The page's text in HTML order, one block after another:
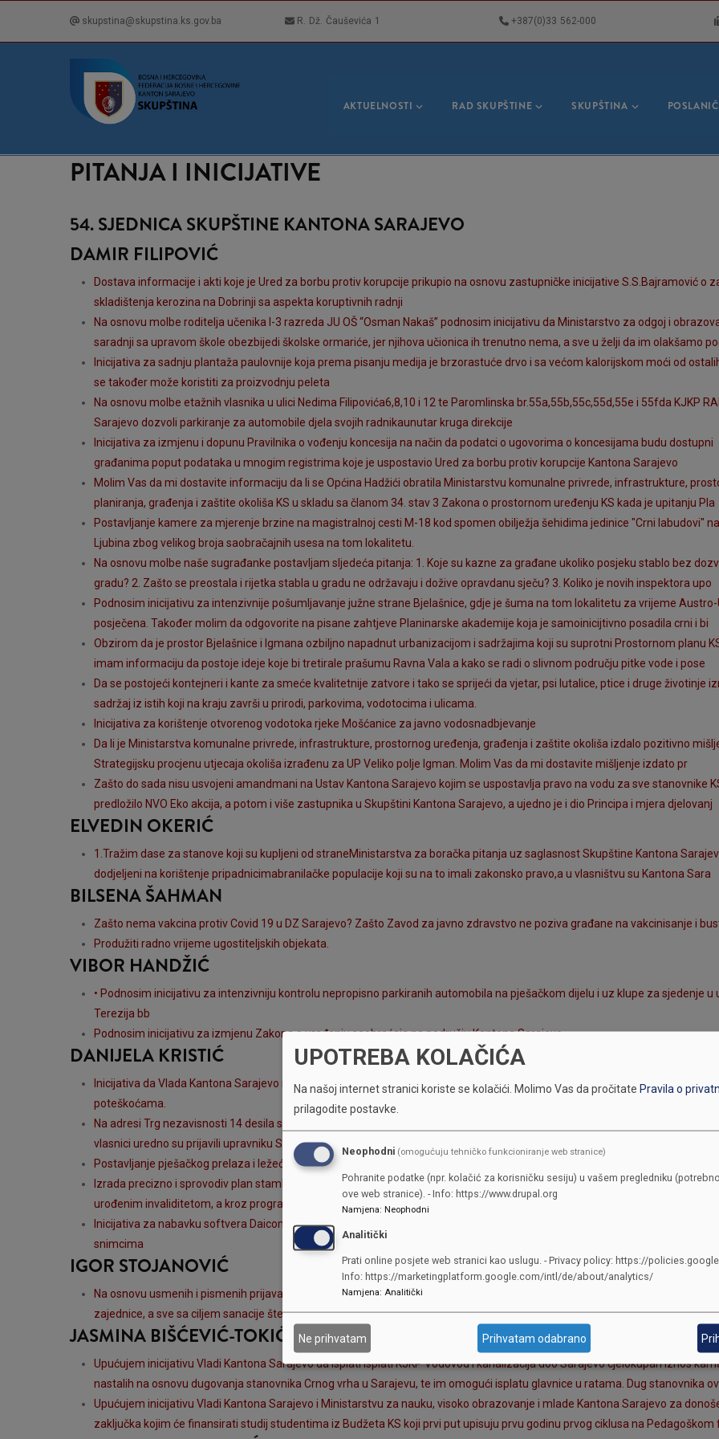
skupstina@skupstina.ks.gov.ba R. Dž. Čauševića 1 +387(0)33 562-000
NAVIGACIJA
AKTUELNOSTI RAD SKUPŠTINE SKUPŠTINA
PITANJA I INICIJATIVE
54. SJEDNICA SKUPŠTINE KANTONA SARAJEVO
DAMIR FILIPOVIĆ
Dostava informacije i akti koje je Ured za borbu protiv korupcije prikupio na osnovu zastupničke inicijative S.S.Bajramović o
skladištenja kerozina na Dobrinji sa aspekta koruptivnih radnji
Na osnovu molbe roditelja učenika I-3 razreda JU OŠ “Osman Nakaš” podnosim inicijativu da Ministarstvo za odgoj i
saradnji sa upravom škole obezbijedi školske ormariće, jer njihova učionica ih trenutno nema, a sve u želji da im olakšamo
Inicijativa za sadnju plantaža paulovnije koja prema pisanju medija je brzorastuće drvo i sa većom kalorijskom moći od
se također može koristiti za proizvodnju peleta
Na osnovu molbe etažnih vlasnika u ulici Nedima Filipovića6,8,10 i 12 te Paromlinska br.55a,55b,55c,55d,55e i 55fda KJKP
Sarajevo dozvoli parkiranje za automobile djela svojih radnikaunutar kruga direkcije
Inicijativa za izmjenu i dopunu Pravilnika o vođenju koncesija na način da podatci o ugovorima o koncesijama budu dostupni
građanima poput podataka u mnogim registrima koje je uspostavio Ured za borbu protiv korupcije Kantona Sarajevo
Molim Vas da mi dostavite informaciju da li se Općina Hadžići obratila Ministarstvu komunalne privrede, infrastrukture,
planiranja, građenja i zaštite okoliša KS u skladu sa članom 34. stav 3 Zakona o prostornom uređenju KS kada je upitanju Pla
Postavljanje kamere za mjerenje brzine na magistralnoj cesti M-18 kod spomen obilježja šehidima jedinice "Crni labudovi"
Ljubina zbog velikog broja saobračajnih usesa na tom lokalitetu.
Na osnovu molbe naše sugrađanke postavljam sljedeća pitanja: 1. Koje su kazne za građane ukoliko posjeku stablo bez
gradu? 2. Zašto se preostala i rijetka stabla u gradu ne održavaju i dožive opravdanu sječu? 3. Koliko je novih inspektora upo
Podnosim inicijativu za intenzivnije pošumljavanje južne strane Bjelašnice, gdje je šuma na tom lokalitetu za vrijeme Austro-
posječena. Također molim da odgovorite na pisane zahtjeve Planinarske akademije koja je samoinicijtivno posadila crni i bi
Obzirom da je prostor Bjelašnice i Igmana ozbiljno napadnut urbanizacijom i sadržajima koji su suprotni Prostornom planu
imam informaciju da postoje ideje koje bi tretirale prašumu Ravna Vala a kako se radi o slivnom području pitke vode i pose
Da se postojeći kontejneri i kante za smeće kvalitetnije zatvore i tako se sprijeći da vjetar, psi lutalice, ptice i druge životinje
sadržaj iz istih koji na kraju završi u prirodi, parkovima, vodotocima i ulicama.
Inicijativa za korištenje otvorenog vodotoka rjeke Mošćanice za javno vodosnadbjevanje
Da li je Ministarstva komunalne privrede, infrastrukture, prostornog uređenja, građenja i zaštite okoliša izdalo pozitivno
Strategijsku procjenu utjecaja okoliša izrađenu za UP Veliko polje Igman. Molim Vas da mi dostavite mišljenje izdato pr
Zašto do sada nisu usvojeni amandmani na Ustav Kantona Sarajevo kojim se uspostavlja pravo na vodu za sve stanovnike
predložilo NVO Eko akcija, a potom i više zastupnika u Skupštini Kantona Sarajevo, a ujedno je i dio Principa i mjera djelovanj
ELVEDIN OKERIĆ
1.Tražim dase za stanove koji su kupljeni od straneMinistarstva za boračka pitanja uz saglasnost Skupštine Kantona
dodjeljeni na korištenje pripadnicimabranilačke populacije koji su na to imali zakonsko pravo,a u vlasništvu su Kantona Sara
BILSENA ŠAHMAN
Zašto nema vakcina protiv Covid 19 u DZ Sarajevo? Zašto Zavod za javno zdravstvo ne poziva građane na vakcinisanje i
Produžiti radno vrijeme ugostiteljskih objekata.
VIBOR HANDŽIĆ
• Podnosim inicijativu za intenzivniju kontrolu nepropisno parkiranih automobila na pješačkom dijelu i uz klupe za sjedenje u
Terezija bb
Podnosim inicijativu za izmjenu Zakona o uređenju saobraćaja na području Kantona Sarajevo.
DANIJELA KRISTIĆ
Inicijativa da Vlada Kantona Sarajevo izradi i donese pravni okvir koji će regulisati pravo na prioritetno zapošljavanje roditelja
poteškoćama.
Na adresi Trg nezavisnosti 14 desila se poplava u podrumskim prostorijama u 2021. godini. Ovaj kvar i izlijevanje kanalizacije
vlasnici uredno su prijavili upravniku Sarajevostan d.d. za izvršenje hitne popravke i za to imaju sredstva na računu z
Postavljanje pješačkog prelaza i ležećeg policajca u ulici Čobanija kod JU Djeca Sarajeva "Makovi"
Izrada precizno i sprovodiv plan stambenog zbrinjavanja djece sa poteškoćama u razvoju i njihovih porodica, kao i porodica
urođenim invaliditetom, a kroz programe olakšavanja kupovine stanova ili gradnje kuća, te u vidu olakšica za pribavljanje p
Inicijativa za nabavku softvera Daicom koji bi omogućio svakoj stomatološkoj službi na nivou Ustanove, te da iste imaju
snimcima
IGOR STOJANOVIĆ
Na osnovu usmenih i pismenih prijava koje su vlasnici domaćinstava podnosili Općinskom načelniku i Službi za civilnu zaštitu i
zajednice, a sve sa ciljem sanacije štete na stambenim zgradama i pomoćnim objektima, privrednim i općinskim objektima,
JASMINA BIŠĆEVIĆ-TOKIĆ
Upućujem inicijativu Vladi Kantona Sarajevo da isplati isplati KJKP Vodovod i kanalizacija doo Sarajevo cjelokupan iznos
nastalih na osnovu dugovanja stanovnika Crnog vrha u Sarajevu, te im omogući isplatu glavnice u ratama. Dug stanovnika
Upućujem inicijativu Vladi Kantona Sarajevo i Ministarstvu za nauku, visoko obrazovanje i mlade Kantona Sarajevo za
zaključka kojim će finansirati studij studentima iz Budžeta KS koji prvi put upisuju prvu godinu prvog ciklusa na Pedagoškom
UPOTREBA KOLAČIĆA
Na našoj internet stranici koriste se kolačići. Molimo Vas da pročitate Pravila o
prilagodite postavke.
Neophodni (omogućuju tehničko funkcioniranje web stranice)
Pohranite podatke (npr. kolačić za korisničku sesiju) u vašem pregledniku
ove web stranice). - Info: https://www.drupal.org
Namjena: Neophodni
Analitički
Prati online posjete web stranici kao uslugu. - Privacy policy: https://
Info: https://marketingplatform.google.com/intl/de/about/analytics/
Namjena: Analitički
Ne prihvatam Prihvatam odabrano